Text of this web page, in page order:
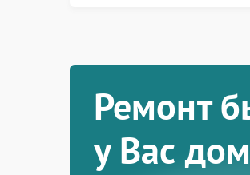
Ремонт
у Вас